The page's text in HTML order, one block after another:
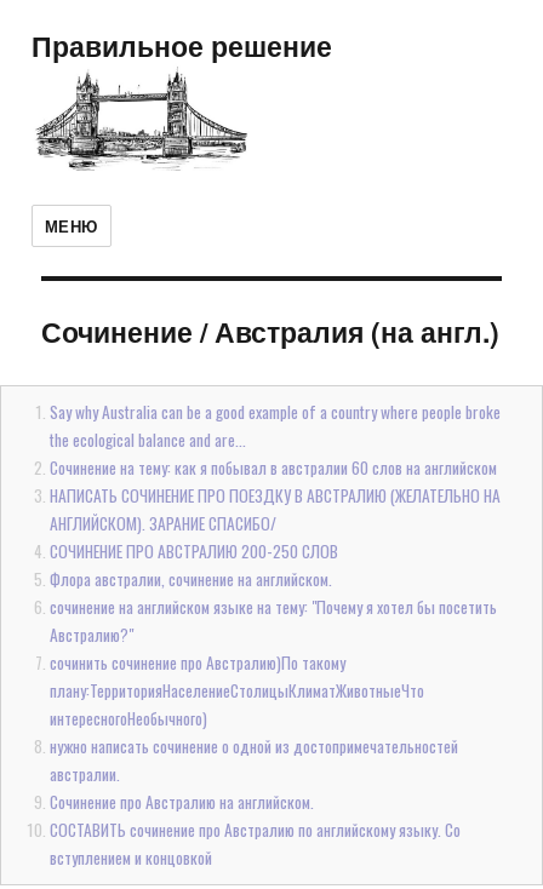
Правильное решение
МЕНЮ
Сочинение/Австралия (на англ.)
Say why Australia can be a good example of a country where people broke
the ecological balance and are...
Сочинение на тему: как я побывал в австралии 60 слов на английском
НАПИСАТЬ СОЧИНЕНИЕ ПРО ПОЕЗДКУ В АВСТРАЛИЮ (ЖЕЛАТЕЛЬНО НА
АНГЛИЙСКОМ). ЗАРАНИЕ СПАСИБО/
СОЧИНЕНИЕ ПРО АВСТРАЛИЮ 200-250 СЛОВ
Флора австралии, сочинение на английском.
сочинение на английском языке на тему: "Почему я хотел бы посетить
Австралию?"
сочинить сочинение про Австралию)По такому
плану:ТерриторияНаселениеСтолицыКлиматЖивотныеЧто
интересногоНеобычного)
нужно написать сочинение о одной из достопримечательностей
австралии.
Сочинение про Австралию на английском.
СОСТАВИТЬ сочинение про Австралию по английскому языку. Со
вступлением и концовкой